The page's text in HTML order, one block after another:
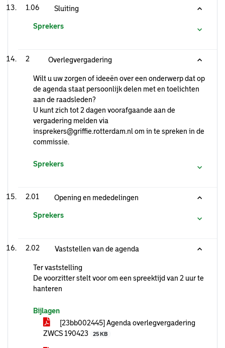
1.06 Sluiting
Sprekers
2 Overlegvergadering
Wilt u uw zorgen of ideeën over een onderwerp dat op
de agenda staat persoonlijk delen met en toelichten
aan de raadsleden?
U kunt zich tot 2 dagen voorafgaande aan de
vergadering melden via
insprekers@griffie.rotterdam.nl om in te spreken in de
commissie.
Sprekers
2.01 Opening en mededelingen
Sprekers
2.02 Vaststellen van de agenda
Ter vaststelling
De voorzitter stelt voor om een spreektijd van 2 uur te
hanteren
Bijlagen
[23bb002445] Agenda overlegvergadering
ZWCS 190423
25 KB